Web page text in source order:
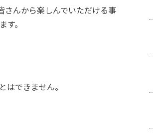
さんから楽しんでいただける事
す。
はできません。